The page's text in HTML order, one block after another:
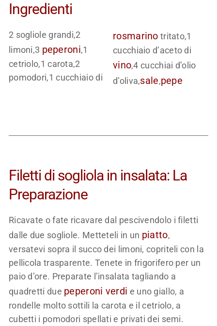
Ingredienti
2 sogliole grandi,2
limoni,3 peperoni,1
cetriolo,1 carota,2
pomodori,1 cucchiaio di
rosmarino tritato,1
cucchiaio d’aceto di
vino,4 cucchiai d’olio
d’oliva,sale,pepe
Filetti di sogliola in insalata: La
Preparazione
Ricavate o fate ricavare dal pescivendolo i filetti
dalle due sogliole. Metteteli in un piatto,
versatevi sopra il succo dei limoni, copriteli con la
pellicola trasparente. Tenete in frigorifero per un
paio d’ore. Preparate l’insalata tagliando a
quadretti due peperoni verdi e uno giallo, a
rondelle molto sottili la carota e il cetriolo, a
cubetti i pomodori spellati e privati dei semi.